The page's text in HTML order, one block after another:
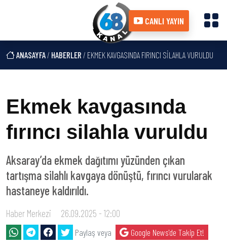
CANLI YAYIN
ANASAYFA/ HABERLER / EKMEK KAVGASINDA FIRINCI SILAHLA VURULDU
Ekmek kavgasında
fırıncı silahla vuruldu
Aksaray’da ekmek dağıtımı yüzünden çıkan
tartışma silahlı kavgaya dönüştü, fırıncı vurularak
hastaneye kaldırıldı.
Haber Merkezi 26.09.2025 - 12:00
Paylaş veya Google News'de Takip Et!